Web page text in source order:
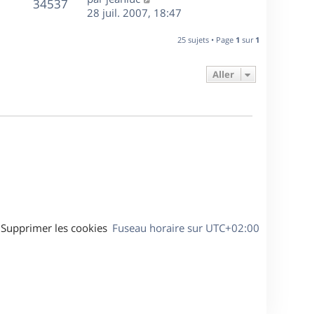
g
e
s
m
i
34537
e
28 juil. 2007, 18:47
25 sujets • Page 1 sur 1
Aller
Fuseau horaire sur UTC+02:00
Supprimer les cookies